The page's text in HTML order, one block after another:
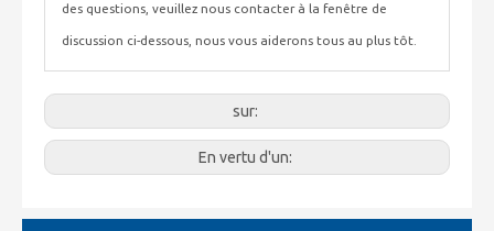
des questions, veuillez nous contacter à la fenêtre de
discussion ci-dessous, nous vous aiderons tous au plus tôt.
sur:
En vertu d'un: